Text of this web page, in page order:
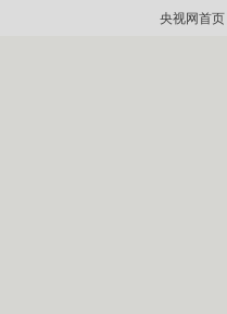
央视网首页|